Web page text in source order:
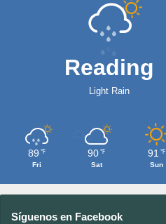
Reading
Light Rain
89 ℉
Fri
90 ℉
Sat
91 ℉
Sun
Síguenos en Facebook